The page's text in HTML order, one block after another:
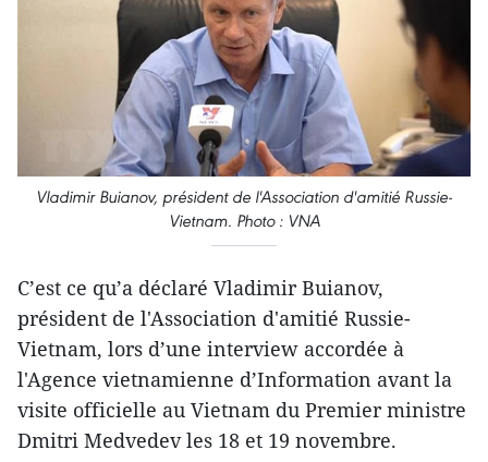
Vladimir Buianov, président de l'Association d'amitié Russie-
Vietnam. Photo : VNA
C’est ce qu’a déclaré Vladimir Buianov,
président de l'Association d'amitié Russie-
Vietnam, lors d’une interview accordée à
l'Agence vietnamienne d’Information avant la
visite officielle au Vietnam du Premier ministre
Dmitri Medvedev les 18 et 19 novembre.